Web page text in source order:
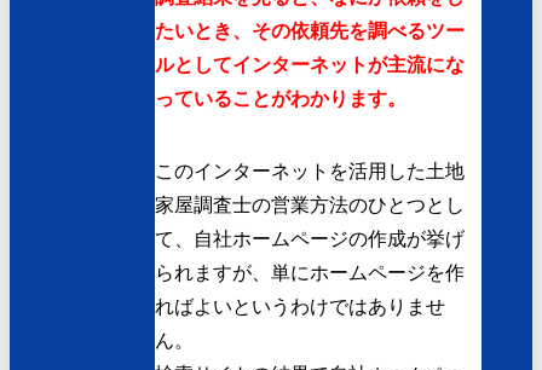
たいとき、その依頼先を調べるツー
ルとしてインターネットが主流にな
っていることがわかります。
このインターネットを活用した土地
家屋調査士の営業方法のひとつとし
て、自社ホームページの作成が挙げ
られますが、単にホームページを作
ればよいというわけではありませ
ん。